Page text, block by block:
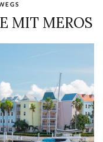
MIT MEROS